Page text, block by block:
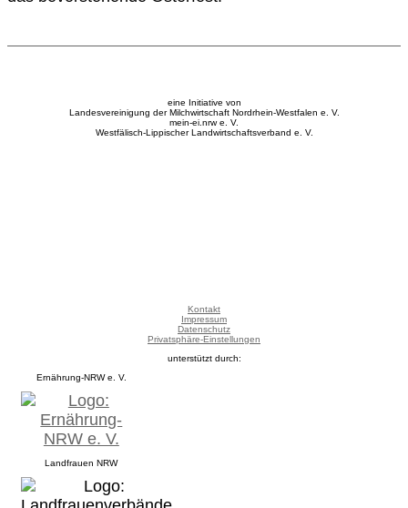
eine Initiative von
Landesvereinigung der Milchwirtschaft Nordrhein-Westfalen e. V.
mein-ei.nrw e. V.
Westfälisch-Lippischer Landwirtschaftsverband e. V.
Kontakt
Impressum
Datenschutz
Privatsphäre-Einstellungen
unterstützt durch:
Ernährung-NRW e. V.
Landfrauen NRW